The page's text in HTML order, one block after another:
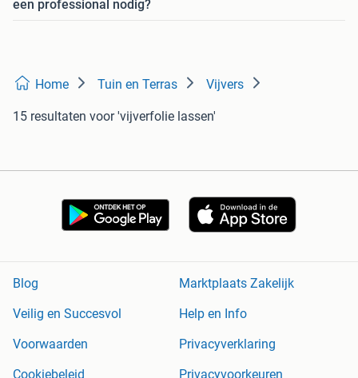
een professional nodig?
Home Tuin en Terras Vijvers
15 resultaten voor 'vijverfolie lassen'
Blog
Marktplaats Zakelijk
Veilig en Succesvol
Help en Info
Voorwaarden
Privacyverklaring
Cookiebeleid
Privacyvoorkeuren